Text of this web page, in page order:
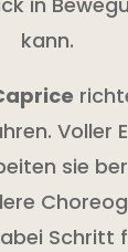
kann.
Voller
sie
Schritt